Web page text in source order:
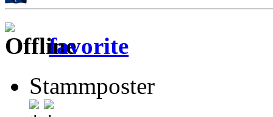
favorite
Stammposter